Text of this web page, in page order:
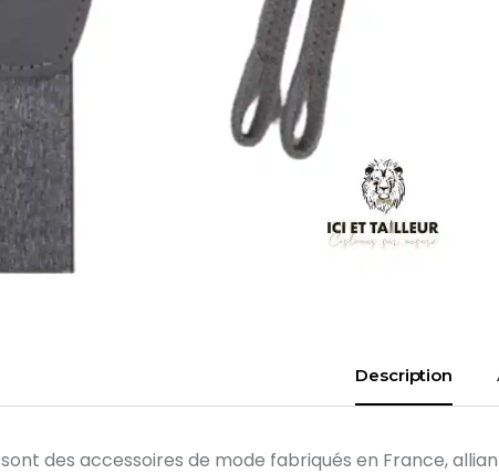
Description
sont des accessoires de mode fabriqués en France,